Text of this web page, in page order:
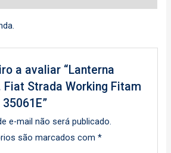
a avaliar “Lanterna
Fiat Strada Working Fitam
e-mail não será publicado.
são marcados com *